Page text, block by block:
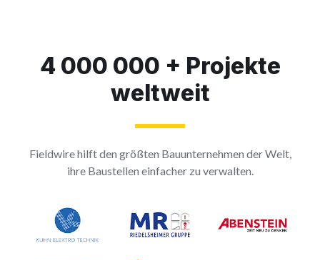
4 000 000 + Projekte
weltweit
Fieldwire hilft den größten Bauunternehmen der Welt,
ihre Baustellen einfacher zu verwalten.